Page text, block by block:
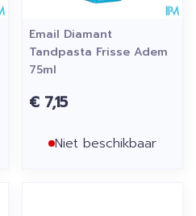
Email Diamant
Tandpasta Frisse Adem
75ml
€ 7,15
Niet beschikbaar